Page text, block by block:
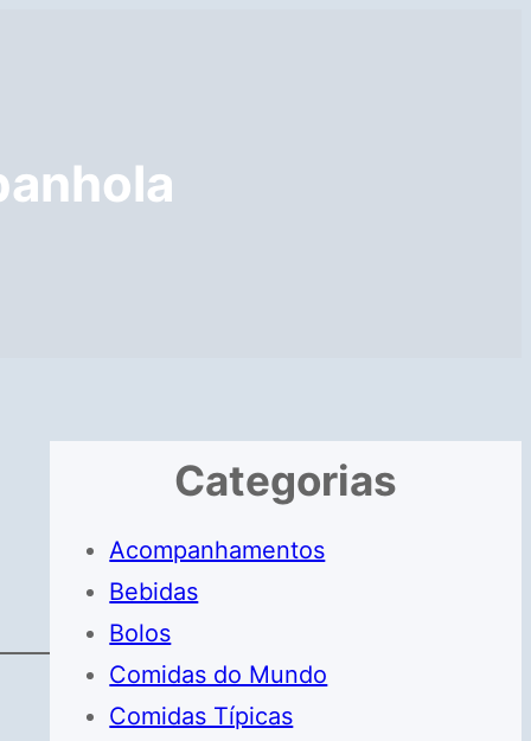
Categorias
Acompanhamentos
Bebidas
Bolos
Comidas do Mundo
Comidas Típicas